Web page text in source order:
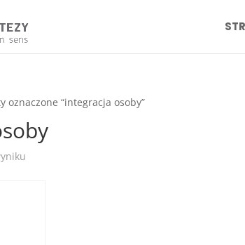
oznaczone “integracja osoby”